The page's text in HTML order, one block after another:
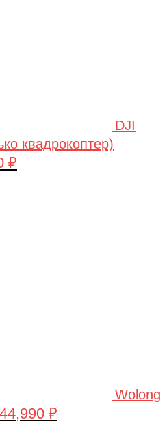
DJI
квадрокоптер)
₽
Wolong
Первоначальная
44,990 ₽